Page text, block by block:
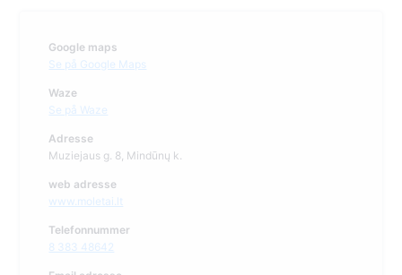
Google maps
Se på Google Maps
Waze
Se på Waze
Adresse
Muziejaus g. 8, Mindūnų k.
web adresse
www.moletai.lt
Telefonnummer
8 383 48642